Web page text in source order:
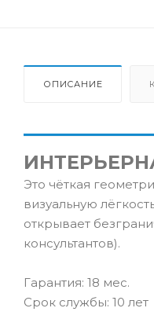
ОПИСАНИЕ
Это чёткая
визуальную
открывает
консультантов).
Гарантия: 18 мес.
Срок службы: 10 лет